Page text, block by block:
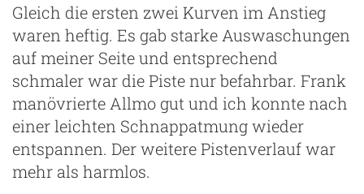
Gleich die ersten zwei Kurven im Anstieg
waren heftig. Es gab starke Auswaschungen
auf meiner Seite und entsprechend
schmaler war die Piste nur befahrbar. Frank
manövrierte Allmo gut und ich konnte nach
einer leichten Schnappatmung wieder
entspannen. Der weitere Pistenverlauf war
mehr als harmlos.